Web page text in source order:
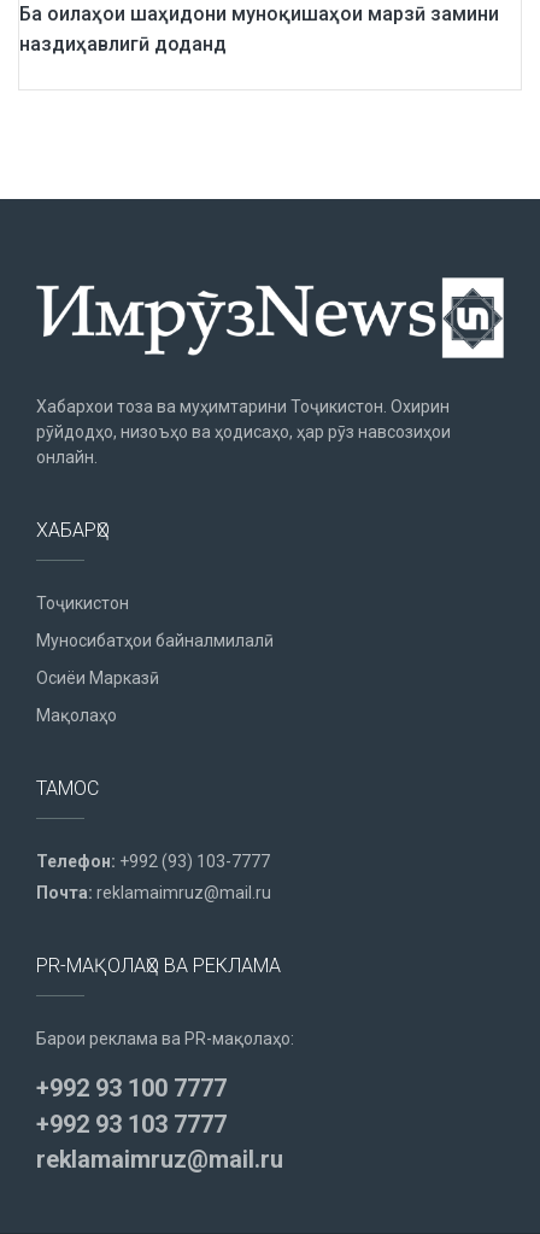
Ба оилаҳои шаҳидони муноқишаҳои марзӣ замини
наздиҳавлигӣ доданд
Хабархои тоза ва муҳимтарини Тоҷикистон. Охирин
рӯйдодҳо, низоъҳо ва ҳодисаҳо, ҳар рӯз навсозиҳои
онлайн.
ХАБАРҲО
Тоҷикистон
Муносибатҳои байналмилалӣ
Осиёи Марказӣ
Мақолаҳо
ТАМОС
Телефон: +992 (93) 103-7777
Почта: reklamaimruz@mail.ru
PR-МАҚОЛАҲО ВА РЕКЛАМА
Барои реклама ва PR-мақолаҳо:
+992 93 100 7777
+992 93 103 7777
reklamaimruz@mail.ru